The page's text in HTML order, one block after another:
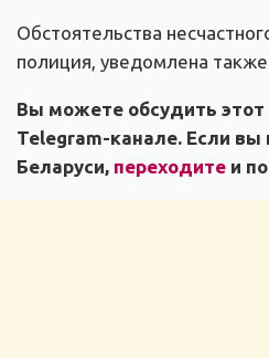
Обстоятельства
полиция, уведомлена также
Вы можете обсудить
Telegram-канале. Если вы
Беларуси, переходите и